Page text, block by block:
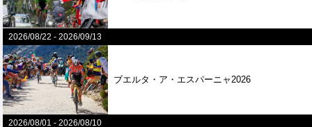
2026/08/22 -2026/09/13
ブエルタ・ア・エスパーニャ2026
2026/08/01 -2026/08/10